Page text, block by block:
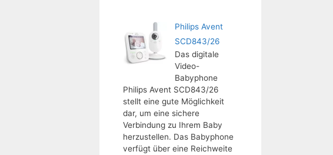
Philips Avent
SCD843/26
Das digitale
Video-
Babyphone
Philips Avent SCD843/26
stellt eine gute Möglichkeit
dar, um eine sichere
Verbindung zu Ihrem Baby
herzustellen. Das Babyphone
verfügt über eine Reichweite